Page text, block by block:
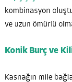
kombinasyon
ve uzun ömürlü
Konik Burç ve
Kasnağın mile